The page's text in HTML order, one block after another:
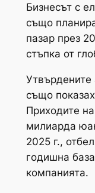
Бизнесът с
също
пазар през
стъпка от
Утвърдените
също
Приходите
милиарда
2025 г.,
годишна
компанията.